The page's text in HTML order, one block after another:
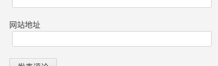
网站地址